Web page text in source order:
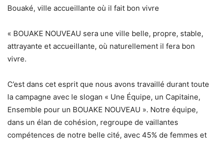
Bouaké, ville accueillante où il fait bon vivre
« BOUAKE NOUVEAU sera une ville belle, propre, stable,
attrayante et accueillante, où naturellement il fera bon
vivre.
C’est dans cet esprit que nous avons travaillé durant toute
la campagne avec le slogan « Une Équipe, un Capitaine,
Ensemble pour un BOUAKE NOUVEAU ». Notre équipe,
dans un élan de cohésion, regroupe de vaillantes
compétences de notre belle cité, avec 45% de femmes et